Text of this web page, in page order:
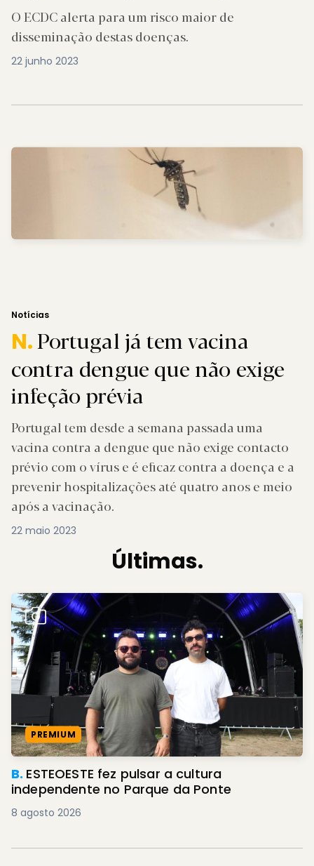
O ECDC alerta para um risco maior de
disseminação destas doenças.
22 junho 2023
Notícias
N.Portugal já tem vacina
contra dengue que não exige
infeção prévia
Portugal tem desde a semana passada uma
vacina contra a dengue que não exige contacto
prévio com o vírus e é eficaz contra a doença e a
prevenir hospitalizações até quatro anos e meio
após a vacinação.
22 maio 2023
Últimas.
PREMIUM
B. ESTEOESTE fez pulsar a cultura
independente no Parque da Ponte
8 agosto 2026